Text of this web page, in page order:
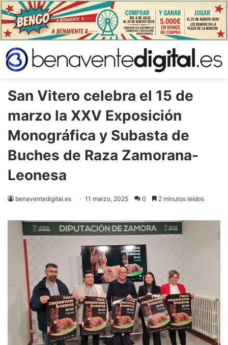
San Vitero celebra el 15 de
marzo la XXV Exposición
Monográfica y Subasta de
Buches de Raza Zamorana-
Leonesa
benaventedigital.es 11 marzo, 2025 0 2 minutos leídos